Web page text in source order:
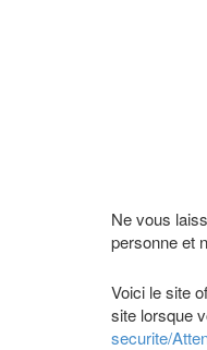
Ne vous
personne et
Voici le site
site lorsque
securite/